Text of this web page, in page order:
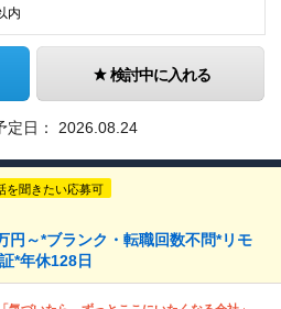
内
検討中に入れる
定日： 2026.08.24
を聞きたい応募可
円～*ブランク・転職回数不問*リモ
*年休128日